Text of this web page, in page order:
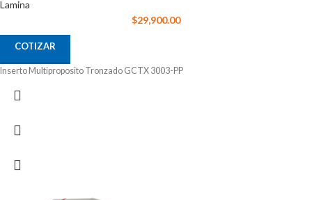
Lamina
$29,900.00
COTIZAR
Inserto Multiproposito Tronzado GCTX 3003-PP